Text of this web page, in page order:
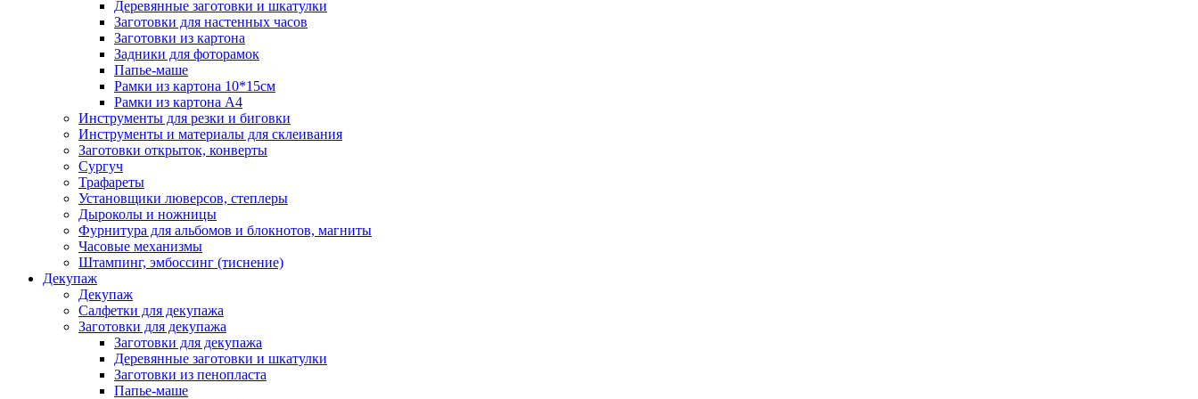
Деревянные заготовки и шкатулки
Заготовки для настенных часов
Заготовки из картона
Задники для фоторамок
Папье-маше
Рамки из картона 10*15см
Рамки из картона А4
Инструменты для резки и биговки
Инструменты и материалы для склеивания
Заготовки открыток, конверты
Сургуч
Трафареты
Установщики люверсов, степлеры
Дыроколы и ножницы
Фурнитура для альбомов и блокнотов, магниты
Часовые механизмы
Штампинг, эмбоссинг (тиснение)
Декупаж
Декупаж
Салфетки для декупажа
Заготовки для декупажа
Заготовки для декупажа
Деревянные заготовки и шкатулки
Заготовки из пенопласта
Папье-маше